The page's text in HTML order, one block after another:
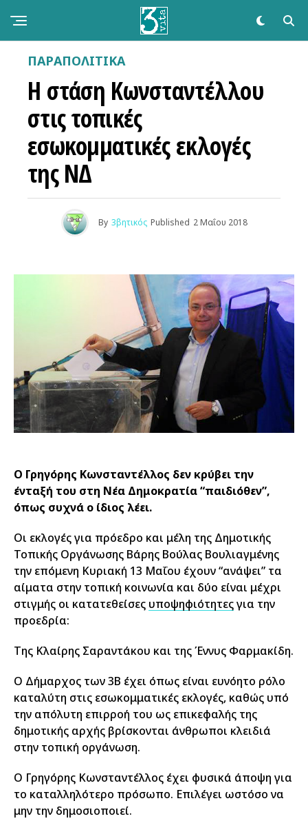
ΠΑΡΑΠΟΛΙΤΙΚΆ
Η στάση Κωνσταντέλλου
στις τοπικές
εσωκομματικές εκλογές
της ΝΔ
By 3βητικός Published 2 Μαΐου 2018
Ο Γρηγόρης Κωνσταντέλλος δεν κρύβει την
ένταξή του στη Νέα Δημοκρατία “παιδιόθεν”,
όπως συχνά ο ίδιος λέει.
Οι εκλογές για πρόεδρο και μέλη της Δημοτικής
Τοπικής Οργάνωσης Βάρης Βούλας Βουλιαγμένης
την επόμενη Κυριακή 13 Μαΐου έχουν “ανάψει” τα
αίματα στην τοπική κοινωνία και δύο είναι μέχρι
στιγμής οι κατατεθείσες υποψηφιότητεςγια την
προεδρία:
Της Κλαίρης Σαραντάκου και της Έννυς Φαρμακίδη.
Ο Δήμαρχος των 3Β έχει όπως είναι ευνόητο ρόλο
καταλύτη στις εσωκομματικές εκλογές, καθώς υπό
την απόλυτη επιρροή του ως επικεφαλής της
δημοτικής αρχής βρίσκονται άνθρωποι κλειδιά
στην τοπική οργάνωση.
Ο Γρηγόρης Κωνσταντέλλος έχει φυσικά άποψη για
το καταλληλότερο πρόσωπο. Επιλέγει ωστόσο να
μην την δημοσιοποιεί.